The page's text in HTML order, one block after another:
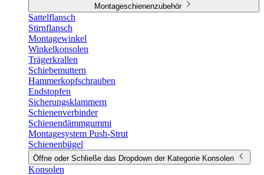
Montageschienenzubehör
Sattelflansch
Stirnflansch
Montagewinkel
Winkelkonsolen
Trägerkrallen
Schiebemuttern
Hammerkopfschrauben
Endstopfen
Sicherungsklammern
Schienenverbinder
Schienendämmgummi
Montagesystem Push-Strut
Schienenbügel
Öffne oder Schließe das Dropdown der Kategorie Konsolen
Konsolen